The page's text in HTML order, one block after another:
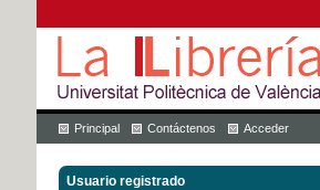
Principal Contáctenos Acceder
Usuario registrado